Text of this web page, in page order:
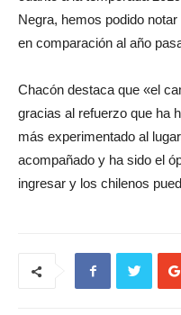
Negra, hemos podido
en comparación al año
Chacón destaca que «el
gracias al refuerzo que ha
más experimentado al
acompañado y ha sido el
ingresar y los chilenos